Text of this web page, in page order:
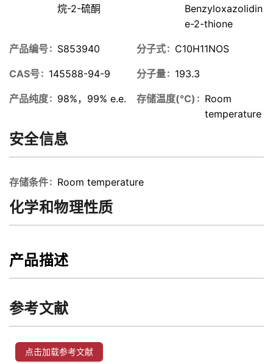
烷-2-硫酮
Benzyloxazolidin
e-2-thione
产品编号 S853940 分子式 C10H11NOS
CAS号 145588-94-9 分子量 193.3
产品纯度 98%，99% e.e. 存储温度(℃)
Room
temperature
安全信息
存储条件 Room temperature
化学和物理性质
产品描述
参考文献
点击加载参考文献